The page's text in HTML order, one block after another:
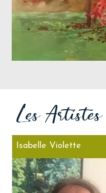
Les
Isabelle Violette